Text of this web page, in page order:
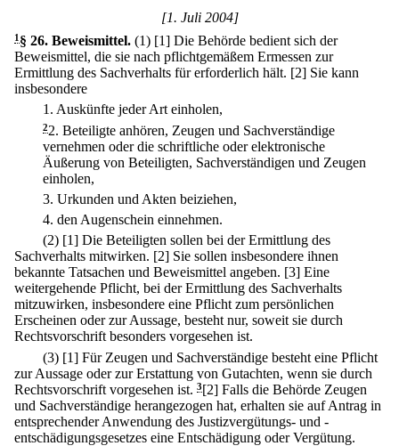
[1. Juli 2004]
1 § 26. Beweismittel. (1) [1] Die Behörde bedient sich der
Beweismittel, die sie nach pflichtgemäßem Ermessen zur
Ermittlung des Sachverhalts für erforderlich hält. [2] Sie kann
insbesondere
1. Auskünfte jeder Art einholen,
22. Beteiligte anhören, Zeugen und Sachverständige
vernehmen oder die schriftliche oder elektronische
Äußerung von Beteiligten, Sachverständigen und Zeugen
einholen,
3. Urkunden und Akten beiziehen,
4. den Augenschein einnehmen.
(2) [1] Die Beteiligten sollen bei der Ermittlung des
Sachverhalts mitwirken. [2] Sie sollen insbesondere ihnen
bekannte Tatsachen und Beweismittel angeben. [3] Eine
weitergehende Pflicht, bei der Ermittlung des Sachverhalts
mitzuwirken, insbesondere eine Pflicht zum persönlichen
Erscheinen oder zur Aussage, besteht nur, soweit sie durch
Rechtsvorschrift besonders vorgesehen ist.
(3) [1] Für Zeugen und Sachverständige besteht eine Pflicht
zur Aussage oder zur Erstattung von Gutachten, wenn sie durch
Rechtsvorschrift vorgesehen ist. 3[2] Falls die Behörde Zeugen
und Sachverständige herangezogen hat, erhalten sie auf Antrag in
entsprechender Anwendung des Justizvergütungs- und -
entschädigungsgesetzes eine Entschädigung oder Vergütung.